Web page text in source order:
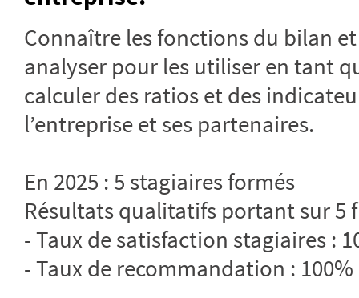
Connaître les fonctions du bilan
analyser pour les utiliser en tant
calculer des ratios et des
l’entreprise et ses partenaires.
En 2025 : 5 stagiaires formés
Résultats qualitatifs portant sur 5
- Taux de satisfaction stagiaires :
- Taux de recommandation : 100%